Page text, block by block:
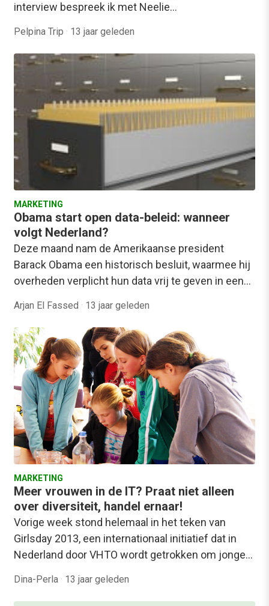
interview bespreek ik met Neelie…
Pelpina Trip · 13 jaar geleden
MARKETING
Obama start open data-beleid: wanneer
volgt Nederland?
Deze maand nam de Amerikaanse president
Barack Obama een historisch besluit, waarmee hij
overheden verplicht hun data vrij te geven in een…
Arjan El Fassed · 13 jaar geleden
MARKETING
Meer vrouwen in de IT? Praat niet alleen
over diversiteit, handel ernaar!
Vorige week stond helemaal in het teken van
Girlsday 2013, een internationaal initiatief dat in
Nederland door VHTO wordt getrokken om jonge…
Dina-Perla · 13 jaar geleden